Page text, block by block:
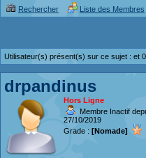
Rechercher Liste des Membres
Utilisateur(s) présent(s) sur ce sujet : et
drpandinus
Hors Ligne
Membre Inactif
27/10/2019
Grade : [Nomade]